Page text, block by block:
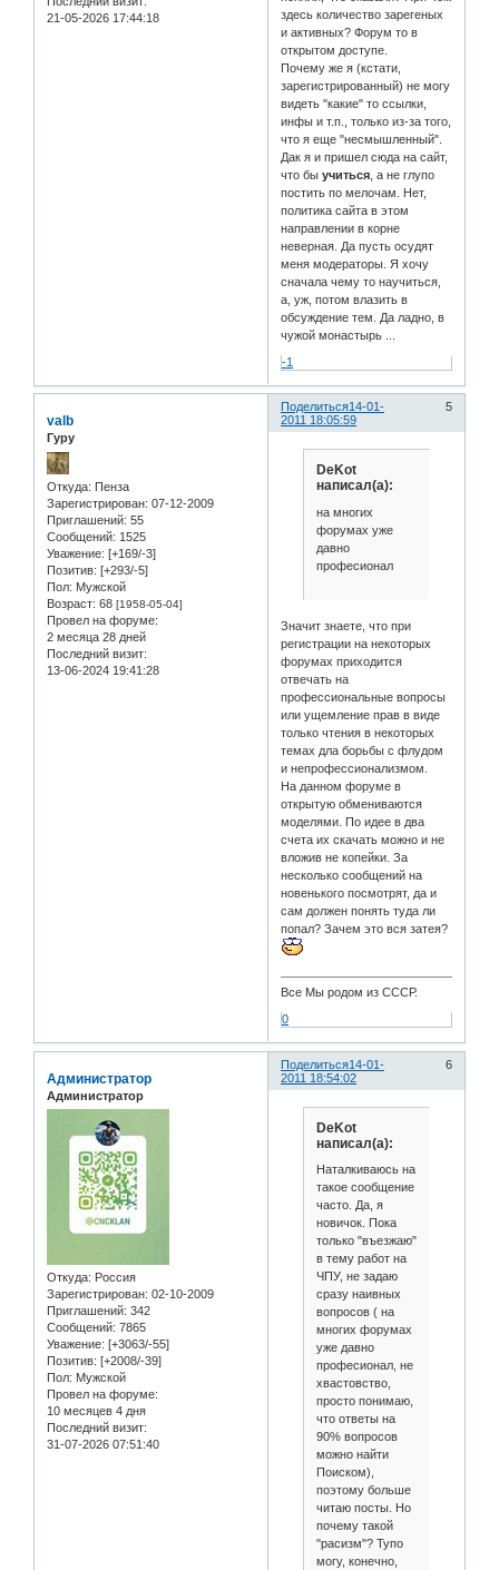
21-05-2026 17:44:18
здесь количество зарегеных
и активных? Форум то в
открытом доступе.
Почему же я (кстати,
зарегистрированный) не могу
видеть "какие" то ссылки,
инфы и т.п., только из-за того,
что я еще "несмышленный".
Дак я и пришел сюда на сайт,
что быучиться , а не глупо
постить по мелочам. Нет,
политика сайта в этом
направлении в корне
неверная. Да пусть осудят
меня модераторы. Я хочу
сначала чему то научиться,
а, уж, потом влазить в
обсуждение тем. Да ладно, в
чужой монастырь ...
-1
Поделиться 5
14-01-
2011 18:05:59
valb
Гуру
Откуда: Пенза
Зарегистрирован: 07-12-2009
Приглашений: 55
Сообщений: 1525
Уважение: [+169/-3]
Позитив: [+293/-5]
Пол: Мужской
Возраст: 68 [1958-05-04]
Провел на форуме:
2 месяца 28 дней
Последний визит:
13-06-2024 19:41:28
DeKot
написал(а):
на многих
форумах уже
давно
професионал
Значит знаете, что при
регистрации на некоторых
форумах приходится
отвечать на
профессиональные вопросы
или ущемление прав в виде
только чтения в некоторых
темах дла борьбы с флудом
и непрофессионализмом.
На данном форуме в
открытую обмениваются
моделями. По идее в два
счета их скачать можно и не
вложив не копейки. За
несколько сообщений на
новенького посмотрят, да и
сам должен понять туда ли
попал? Зачем это вся затея?
Все Мы родом из СССР.
0
Поделиться 6
14-01-
2011 18:54:02
Администратор
Администратор
Откуда: Россия
Зарегистрирован: 02-10-2009
Приглашений: 342
Сообщений: 7865
Уважение: [+3063/-55]
Позитив: [+2008/-39]
Пол: Мужской
Провел на форуме:
10 месяцев 4 дня
Последний визит:
31-07-2026 07:51:40
DeKot
написал(а):
Наталкиваюсь на
такое сообщение
часто. Да, я
новичок. Пока
только "въезжаю"
в тему работ на
ЧПУ, не задаю
сразу наивных
вопросов ( на
многих форумах
уже давно
професионал, не
хвастовство,
просто понимаю,
что ответы на
90% вопросов
можно найти
Поиском),
поэтому больше
читаю посты. Но
почему такой
"расизм"? Тупо
могу, конечно,